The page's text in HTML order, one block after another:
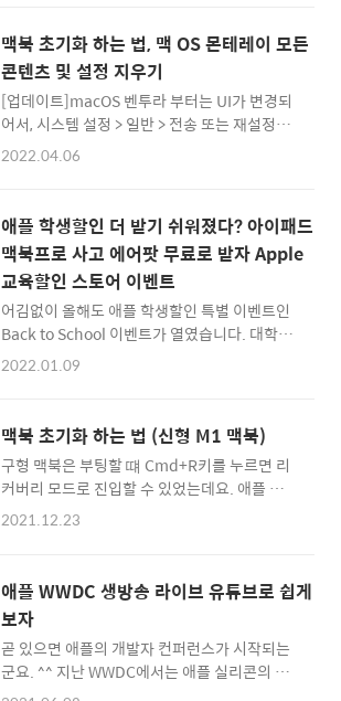
아도 되요 ^^ 파인더에서 연결된 아이폰을 ..
보안설정이 조금 더 까다로워 진 것 같더군요.
그래서 막 회의를 하다가, 내 파트가 되어서 화
면공유를 시도할 때 아래와 같은 에러 창을 볼
때가 있습니다. 에러메시지가 독특한데요.
'Google Chrome님 은 내 컴퓨터에서 화면 녹
화를 사용할 권한이 없을 수 있습니다.' 라고 뜹
세요.'라고 쓰여져 있는데 막상 시스템 환경설정
파란 글씨를 클릭해보면 막상 뭘 해야 할지 모르
실 수 있습..
맥북 초기화 하는 법, 맥 OS 몬테레이 모든
콘텐츠 및 설정 지우기
[업데이트]macOS 벤투라 부터는 UI가 변경되
어서, 시스템 설정 > 일반 > 전송 또는 재설정
> 모든 콘텐츠 및 설정 지우기를 통해서 맥OS
뒤!'모든 콘텐츠 및 설정 지우기'를 실행하시면
됩니다.실제로 하드디스크에 있는 모든 데이터
가 삭제되니, 개인 자료는 꼭 백업을 꼭 해두신
뒤 진행하시기 바랍니다.아래는 예전 MacOS
버전을 사용하신다면 참고해보세요 :):: 새로운
Mac 구입하러 애플스토어 바로가기 ::맥OS 11
빅서(Big Sur) 때만 해도 맥을 초기화 하기 위해
서는 리커버리 부팅 모드로 들어가서 인터넷 복
이(Monterey)로 한번 업그레이드..
2022.04.06
애플 학생할인 더 받기 쉬워졌다? 아이패드
맥북프로 사고 에어팟 무료로 받자 Apple
교육할인 스토어 이벤트
어김없이 올해도 애플 학생할인 특별 이벤트인
Back to School 이벤트가 열였습니다. 대학생
이나 교직원들이라면 애플의 주요 기기들을 할
인데요. 예전에는 무작위(?)로 인증메일이 와서
학생인 것을 서류로 보내주면 되었는데, 지금은
UNiDAYS라는 인증 서비스를 통해서 학교 관련
자인지를 알아보는 형태로 변경되었습니다. 학
교 이메일을 가지고 있으면 쉽게 인증을 할 수
학교 이메일을 가진 사람만 해당 이벤트에 참여
할 수 있게 되었죠. :: 애플 학생할인 백투스쿨
신학기 이벤트 페이지 바로가기 :: 그래서 위에
사이트로..
2022.01.09
맥북 초기화 하는 법 (신형 M1 맥북)
구형 맥북은 부팅할 떄 Cmd+R키를 누르면 리
커버리 모드로 진입할 수 있었는데요. 애플 실리
콘 신형 맥북 시리즈는 방법이 달라졌습니다. 더
에어, 맥북프로는 열면 바로 켜지게 되는데요.
그 순간 버튼을 누르고 있어도 됩니다. 그러면
사과마크 밑에 안내문이 나오게 되고... 위와 같
이 Options 또는 옵션이 생겨나게 되죠. 그럼
옵션으로 부팅! 부팅 후에는 전처럼 Time
2021.12.23
애플 WWDC 생방송 라이브 유튜브로 쉽게
보자
곧 있으면 애플의 개발자 컨퍼런스가 시작되는
군요. ^^ 지난 WWDC에서는 애플 실리콘의 공
개가 있었고, 그 이후에 나온 하드웨어들은 그야